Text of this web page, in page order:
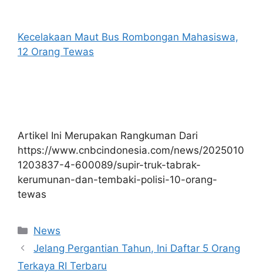
Kecelakaan Maut Bus Rombongan Mahasiswa,
12 Orang Tewas
Artikel Ini Merupakan Rangkuman Dari
https://www.cnbcindonesia.com/news/2025010
1203837-4-600089/supir-truk-tabrak-
kerumunan-dan-tembaki-polisi-10-orang-
tewas
Kategori
News
Jelang Pergantian Tahun, Ini Daftar 5 Orang
Terkaya RI Terbaru